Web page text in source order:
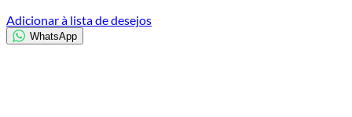
Adicionar à lista de desejos
WhatsApp